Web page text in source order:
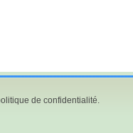
de confidentialité.